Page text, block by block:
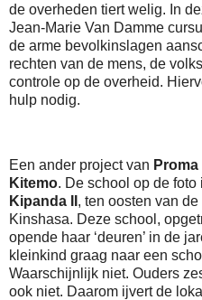
de overheden tiert welig. In
Jean-Marie Van Damme
de arme bevolkinslagen
rechten van de mens, de
controle op de overheid.
hulp nodig.
Een ander project van Proma
Kitemo. De school op de foto
Kipanda II , ten oosten van
Kinshasa. Deze school,
opende haar ‘deuren’ in de
kleinkind graag naar een
Waarschijnlijk niet. Ouders
ook niet. Daarom ijvert de